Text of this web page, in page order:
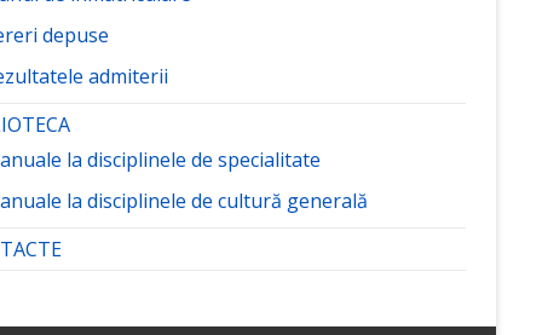
depuse
admiterii
la disciplinele de specialitate
la disciplinele de cultură generală